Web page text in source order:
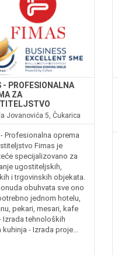
- PROFESIONALNA
ZA
Jovanovića 5, Čukarica
Profesionalna oprema
Fimas je
specijalizovano za
ugostiteljskih,
i trgovinskih objekata.
obuhvata sve ono
jednom hotelu,
pekari, mesari, kafe
Izrada tehnoloških
- Izrada proje...